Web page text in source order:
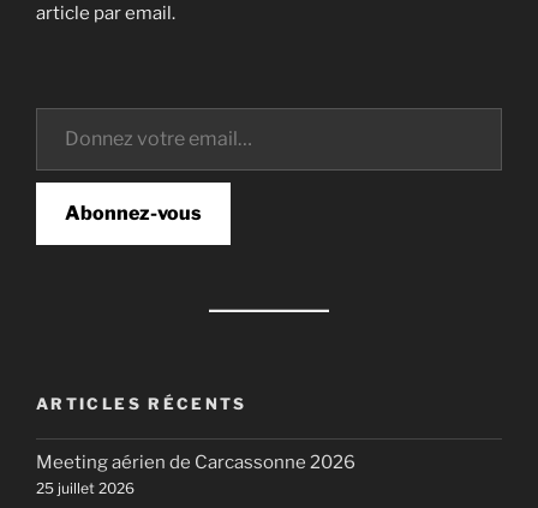
article par email.
Donnez votre email…
Abonnez-vous
ARTICLES RÉCENTS
Meeting aérien de Carcassonne 2026
25 juillet 2026